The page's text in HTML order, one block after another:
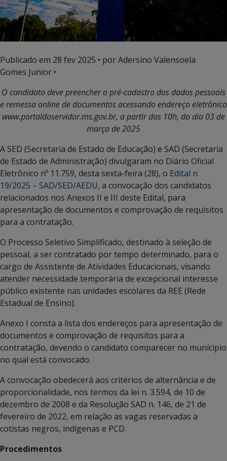
Publicado em 28 fev 2025 • por Adersino Valensoela
Gomes Junior •
O candidato deve preencher o pré-cadastro dos dados pessoais
e remessa online de documentos acessando endereço eletrônico
www.portaldoservidor.ms.gov.br, a partir das 10h, do dia 03 de
março de 2025
A SED (Secretaria de Estado de Educação) e SAD (Secretaria
de Estado de Administração) divulgaram no Diário Oficial
Eletrônico nº 11.759, desta sexta-feira (28), o Edital n
19/2025 – SAD/SED/AEDU, a convocação dos candidatos
relacionados nos Anexos II e III deste Edital, para
apresentação de documentos e comprovação de requisitos
para a contratação.
O Processo Seletivo Simplificado, destinado à seleção de
pessoal, a ser contratado por tempo determinado, para o
cargo de Assistente de Atividades Educacionais, visando
atender necessidade temporária de excepcional interesse
público existente nas unidades escolares da REE (Rede
Estadual de Ensino).
Anexo I consta a lista dos endereços para apresentação de
documentos e comprovação de requisitos para a
contratação, devendo o candidato comparecer no munícipio
no qual está convocado.
A convocação obedecerá aos critérios de alternância e de
proporcionalidade, nos termos da lei n. 3.594, de 10 de
dezembro de 2008 e da Resolução SAD n. 146, de 21 de
fevereiro de 2022, em relação as vagas reservadas a
cotistas negros, indígenas e PCD.
Procedimentos